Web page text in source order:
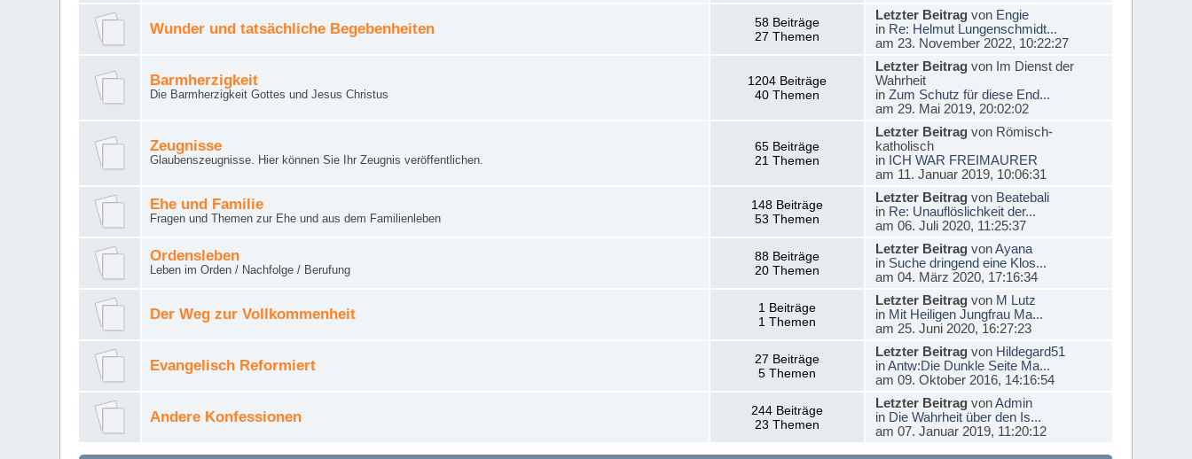
Wunder und tatsächliche Begebenheiten
58 Beiträge
27 Themen
Letzter Beitragvon Engie
in Re: Helmut Lungenschmidt...
am 23. November 2022, 10:22:27
Barmherzigkeit
Die Barmherzigkeit Gottes und Jesus Christus
1204 Beiträge
40 Themen
Letzter Beitragvon Im Dienst der
Wahrheit
in Zum Schutz für diese End...
am 29. Mai 2019, 20:02:02
Zeugnisse
Glaubenszeugnisse. Hier können Sie Ihr Zeugnis veröffentlichen.
65 Beiträge
21 Themen
Letzter Beitragvon Römisch-
katholisch
in ICH WAR FREIMAURER
am 11. Januar 2019, 10:06:31
Ehe und Familie
Fragen und Themen zur Ehe und aus dem Familienleben
148 Beiträge
53 Themen
Letzter Beitragvon Beatebali
in Re: Unauflöslichkeit der...
am 06. Juli 2020, 11:25:37
Ordensleben
Leben im Orden / Nachfolge / Berufung
88 Beiträge
20 Themen
Letzter BeitragvonAyana
in Suche dringend eine Klos...
am 04. März 2020, 17:16:34
Der Weg zur Vollkommenheit
1 Beiträge
1 Themen
Letzter Beitragvon M Lutz
in Mit Heiligen Jungfrau Ma...
am 25. Juni 2020, 16:27:23
Evangelisch Reformiert
27 Beiträge
5 Themen
Letzter Beitragvon Hildegard51
inAntw:Die Dunkle Seite Ma...
am 09. Oktober 2016, 14:16:54
Andere Konfessionen
244 Beiträge
23 Themen
Letzter BeitragvonAdmin
in Die Wahrheit über den Is...
am 07. Januar 2019, 11:20:12